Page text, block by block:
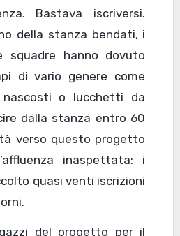
Bastava iscriversi.
della stanza bendati, i
squadre hanno dovuto
di vario genere come
nascosti o lucchetti da
dalla stanza entro 60
verso questo progetto
inaspettata: i
quasi venti iscrizioni
del progetto per il